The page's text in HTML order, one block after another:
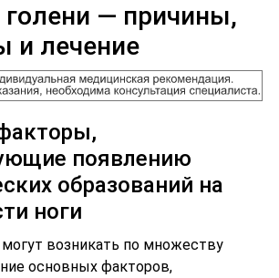
— причины,
и лечение
появлению
образований на
ноги
возникать по множеству
основных факторов,